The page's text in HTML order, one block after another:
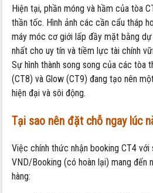
Hiện tại, phần móng và hầm của tòa
thần tốc. Hình ảnh các cần cẩu tháp
máy móc cơ giới lấp đầy mặt bằng
nhất cho uy tín và tiềm lực tài chính
Sự hình thành song song của các tòa
(CT8) và Glow (CT9) đang tạo nên
hiện đại và sôi động.
Tại sao nên đặt chỗ ngay lúc
Việc chính thức nhận booking CT4
VND/Booking (có hoàn lại) mang đến
hàng: